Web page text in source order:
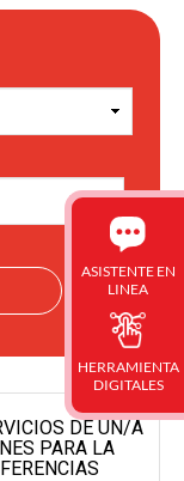
DE UN/A
PARA LA
ASISTENTE EN
LINEA
HERRAMIENTA
DIGITALES